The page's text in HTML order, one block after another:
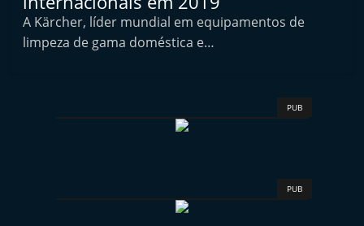
k
e
A Kärcher, líder mundial em equipamentos de
limpeza de gama doméstica e…
PUB
PUB